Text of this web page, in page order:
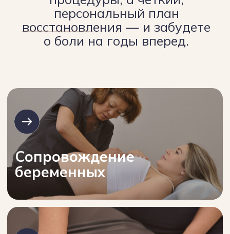
Лимфодренажная
терапия, активация
иммунитета
После 25 лет работы заведующим
отделением травматологии во 2-й
От классической
травматологии
к остеопатической
медицине
О клинике